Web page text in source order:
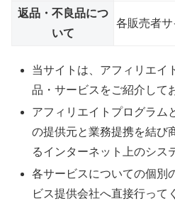
返品・不良品につ
いて
各販売者
当サイトは、アフィリエイ
品・サービスをご紹介して
アフィリエイトプログラム
の提供元と業務提携を結び
るインターネット上のシス
各サービスについての個別
ビス提供会社へ直接行って